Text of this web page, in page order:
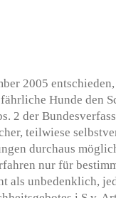
2005 entschieden,
Hunde den
2 der
teilwiese
durchaus
nur für
als unbedenklich,